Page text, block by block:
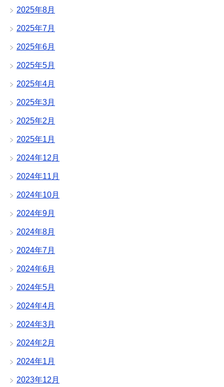
2025年8月
2025年7月
2025年6月
2025年5月
2025年4月
2025年3月
2025年2月
2025年1月
2024年12月
2024年11月
2024年10月
2024年9月
2024年8月
2024年7月
2024年6月
2024年5月
2024年4月
2024年3月
2024年2月
2024年1月
2023年12月